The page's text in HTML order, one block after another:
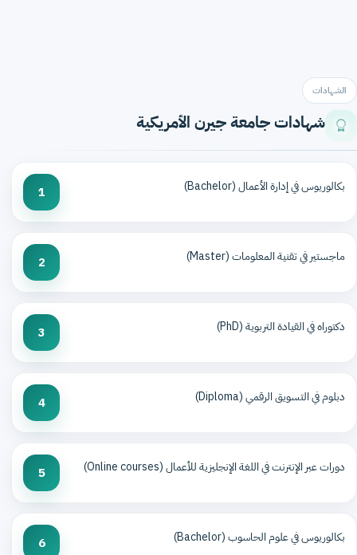
الشهادات
شهادات جامعة جيرن الأمريكية
بكالوريوس في إدارة الأعمال (Bachelor) 1
ماجستير في تقنية المعلومات (Master) 2
دكتوراه في القيادة التربوية (PhD) 3
دبلوم في التسويق الرقمي (Diploma) 4
دورات عبر الإنترنت في اللغة الإنجليزية للأعمال (Online courses) 5
بكالوريوس في علوم الحاسوب (Bachelor) 6